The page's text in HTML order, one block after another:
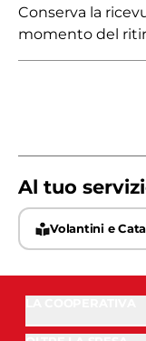
Conserva la
momento del
Al tuo
Volantini e